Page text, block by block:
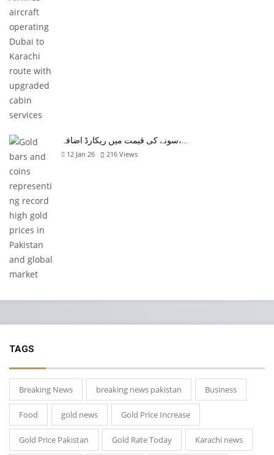
سونے کی قیمت میں ریکارڈ اضافہ،…
12 Jan 26 216 Views
TAGS
Breaking News breaking news pakistan Business
Food gold news Gold Price Increase
Gold Price Pakistan Gold Rate Today Karachi news